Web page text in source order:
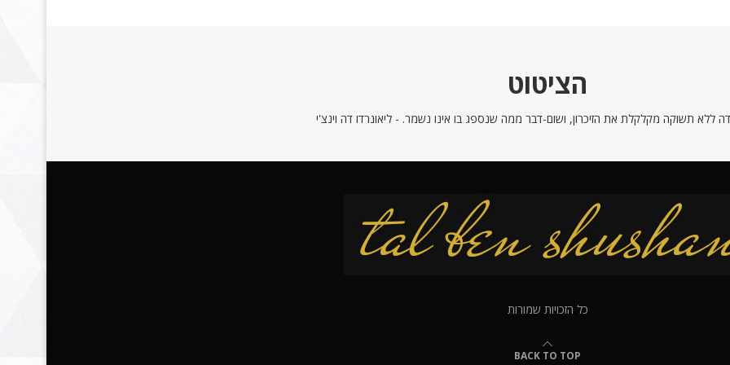
הציטוט
ללא תשוקה מקלקלת את הזיכרון, ושום-דבר ממה שנספג בו אינו נשמר. - ליאונרדו דה וינצ'י
כל הזכויות שמורות
BACK TO TOP